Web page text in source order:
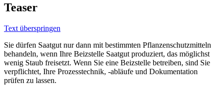
Teaser
Text überspringen
Sie dürfen Saatgut nur dann mit bestimmten Pflanzenschutzmitteln
behandeln, wenn Ihre Beizstelle Saatgut produziert, das möglichst
wenig Staub freisetzt. Wenn Sie eine Beizstelle betreiben, sind Sie
verpflichtet, Ihre Prozesstechnik, -abläufe und Dokumentation
prüfen zu lassen.